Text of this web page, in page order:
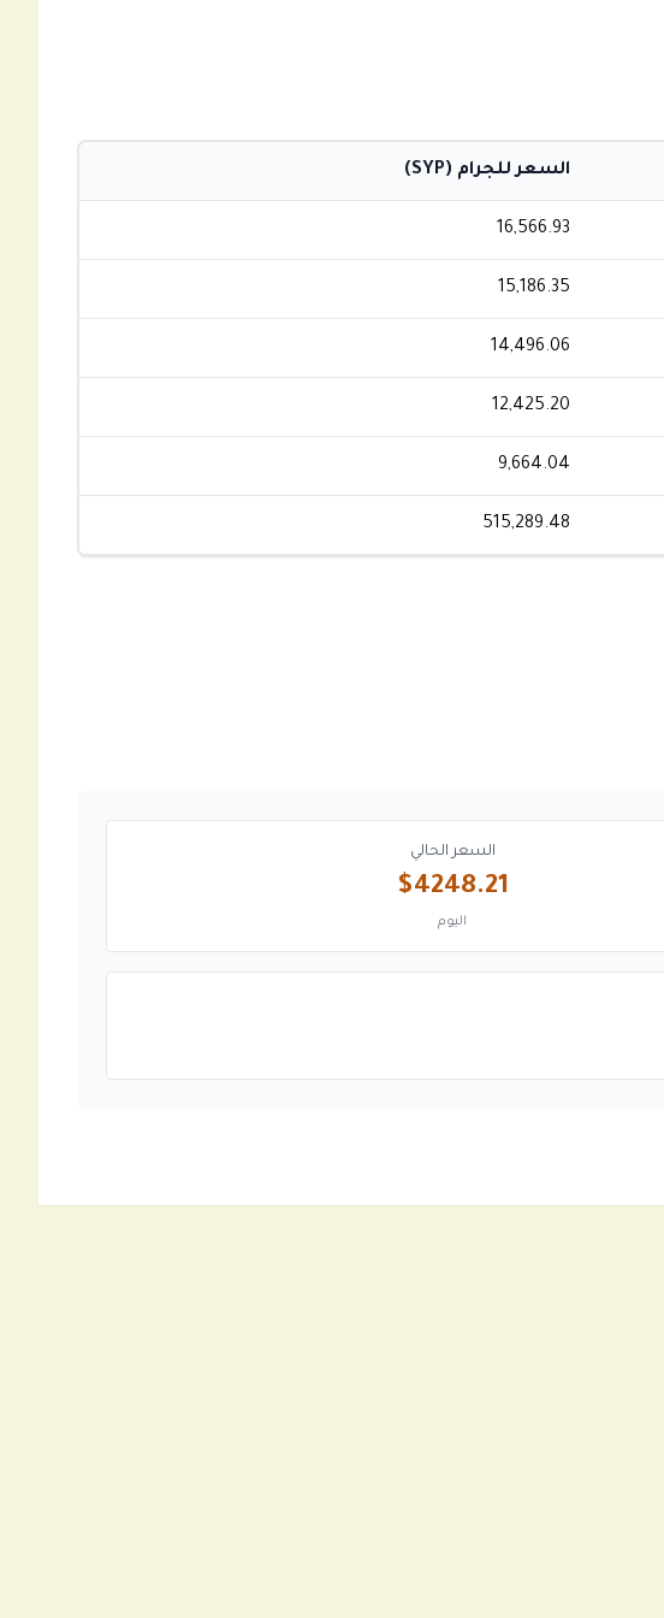
السعر للجرام (SYP)
16,566.93
15,186.35
14,496.06
12,425.20
9,664.04
515,289.48
السعر الحالي
$4248.21
اليوم